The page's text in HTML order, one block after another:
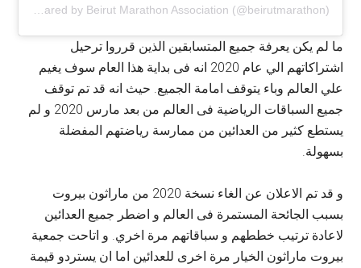
ما لم يكن يعرفة جميع المتسابقين الذين قرروا ترحيل
اشتراكاتهم الي عام 2020 انه فى بداية هذا العام سوف يغيم
علي العالم وباء يتوقف امامة الجميع. حيث انه قد تم توقف
جميع السباقات الرياضية فى العالم من بعد مارس 2020 و لم
يستطع كثير من العدائين من ممارسة رياضتهم المفضلة
بسهولة.
و قد تم الاعلان عن الغاء نسخة 2020 من ماراثون بيروت
بسبب الجائحة المستمرة فى العالم و اضطر جميع العدائين
لاعادة ترتيب خططهم و سباقاتهم مرة اخري. و اتاحت جمعية
بيروت ماراثون الخيار مرة اخرى للعدائين اما ان يستردو قيمة